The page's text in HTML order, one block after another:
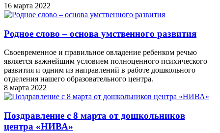
16 марта 2022
Родное слово – основа умственного развития
Своевременное и правильное овладение ребенком речью
является важнейшим условием полноценного психического
развития и одним из направлений в работе дошкольного
отделения нашего образовательного центра.
8 марта 2022
Поздравление с 8 марта от дошкольников
центра «НИВА»